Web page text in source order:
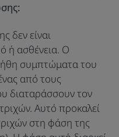
δεν είναι
ή ασθένεια. Ο
συμπτώματα του
από τους
διαταράσσουν τον
Αυτό προκαλεί
στη φάση της